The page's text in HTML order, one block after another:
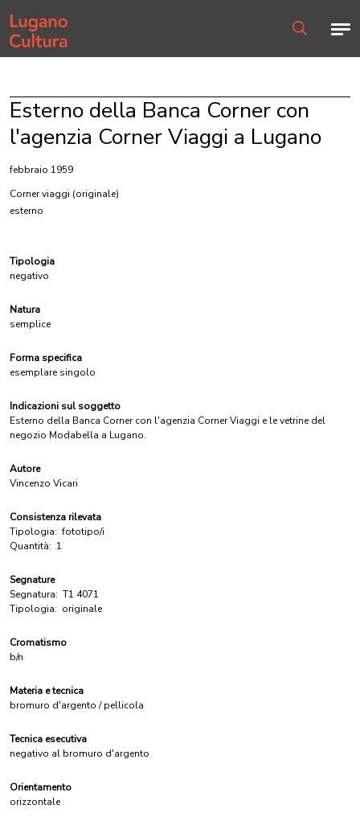
Home page
Esterno della Banca Corner con
l'agenzia Corner Viaggi a Lugano
febbraio 1959
Corner viaggi (originale)
esterno
Tipologia
negativo
Natura
semplice
Forma specifica
esemplare singolo
Indicazioni sul soggetto
Esterno della Banca Corner con l'agenzia Corner Viaggi e le vetrine del
negozio Modabella a Lugano.
Autore
Vincenzo Vicari
Consistenza rilevata
Tipologia: fototipo/i
Quantità: 1
Segnature
Segnatura: T1 4071
Tipologia: originale
Cromatismo
b/n
Materia e tecnica
bromuro d'argento / pellicola
Tecnica esecutiva
negativo al bromuro d'argento
Orientamento
orizzontale